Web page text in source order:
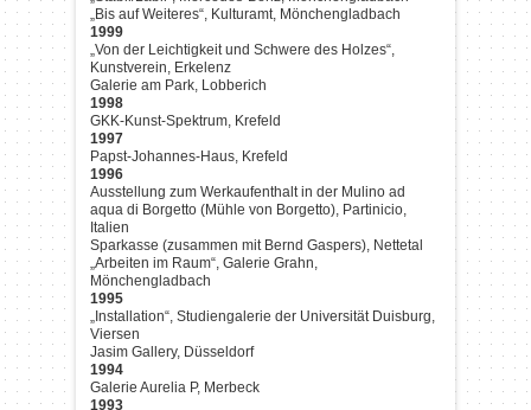
„Bis auf Weiteres“, Kulturamt, Mönchengladbach
1999
„Von der Leichtigkeit und Schwere des Holzes“,
Kunstverein, Erkelenz
Galerie am Park, Lobberich
1998
GKK-Kunst-Spektrum, Krefeld
1997
Papst-Johannes-Haus, Krefeld
1996
Ausstellung zum Werkaufenthalt in der Mulino ad
aqua di Borgetto (Mühle von Borgetto), Partinicio,
Italien
Sparkasse (zusammen mit Bernd Gaspers), Nettetal
„Arbeiten im Raum“, Galerie Grahn,
Mönchengladbach
1995
„Installation“, Studiengalerie der Universität Duisburg,
Viersen
Jasim Gallery, Düsseldorf
1994
Galerie Aurelia P, Merbeck
1993